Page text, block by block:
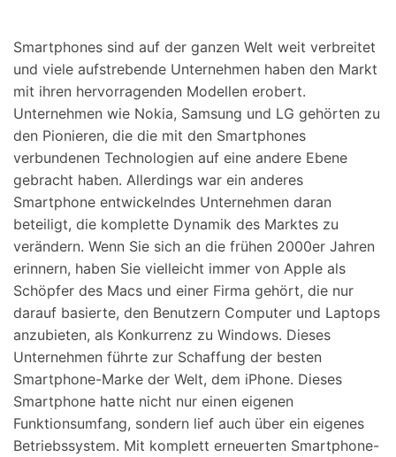
Smartphones sind auf der ganzen Welt weit verbreitet
und viele aufstrebende Unternehmen haben den Markt
mit ihren hervorragenden Modellen erobert.
Unternehmen wie Nokia, Samsung und LG gehörten zu
den Pionieren, die die mit den Smartphones
verbundenen Technologien auf eine andere Ebene
gebracht haben. Allerdings war ein anderes
Smartphone entwickelndes Unternehmen daran
beteiligt, die komplette Dynamik des Marktes zu
verändern. Wenn Sie sich an die frühen 2000er Jahren
erinnern, haben Sie vielleicht immer von Apple als
Schöpfer des Macs und einer Firma gehört, die nur
darauf basierte, den Benutzern Computer und Laptops
anzubieten, als Konkurrenz zu Windows. Dieses
Unternehmen führte zur Schaffung der besten
Smartphone-Marke der Welt, dem iPhone. Dieses
Smartphone hatte nicht nur einen eigenen
Funktionsumfang, sondern lief auch über ein eigenes
Betriebssystem. Mit komplett erneuerten Smartphone-